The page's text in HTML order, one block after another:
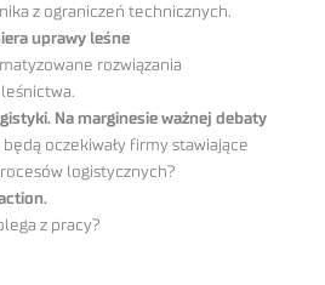
z ograniczeń technicznych.
uprawy leśne
rozwiązania
Na marginesie ważnej debaty
oczekiwały firmy stawiające
logistycznych?
z pracy?